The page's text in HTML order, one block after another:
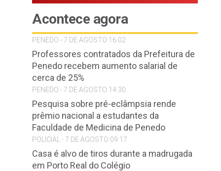
Acontece agora
PENEDO - 7 DE AGOSTO 16:02
Professores contratados da Prefeitura de
Penedo recebem aumento salarial de
cerca de 25%
PENEDO - 7 DE AGOSTO 14:30
Pesquisa sobre pré-eclâmpsia rende
prêmio nacional a estudantes da
Faculdade de Medicina de Penedo
POLICIAL - 7 DE AGOSTO 09:17
Casa é alvo de tiros durante a madrugada
em Porto Real do Colégio